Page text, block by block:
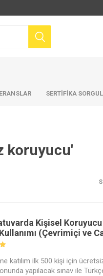
SERTİFİKA
koruyucu'
Kişisel Koruyucu
(Çevrimiçi ve
katılım ilk 500 kişi için
yapılacak sınav ile